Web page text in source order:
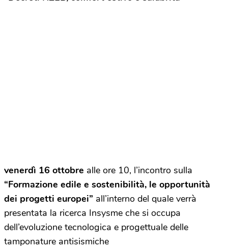
venerdì 16 ottobre alle ore 10, l’incontro sulla
“Formazione edile e sostenibilità, le opportunità
dei progetti europei” all’interno del quale verrà
presentata la ricerca Insysme che si occupa
dell’evoluzione tecnologica e progettuale delle
tamponature antisismiche